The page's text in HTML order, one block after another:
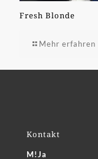
Fresh Blonde
Mehr erfahren
Kontakt
M!Ja